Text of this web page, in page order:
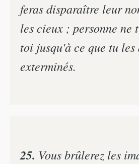
feras disparaître leur
les cieux ; personne ne
toi jusqu'à ce que tu les
exterminés.
25. Vous brûlerez les